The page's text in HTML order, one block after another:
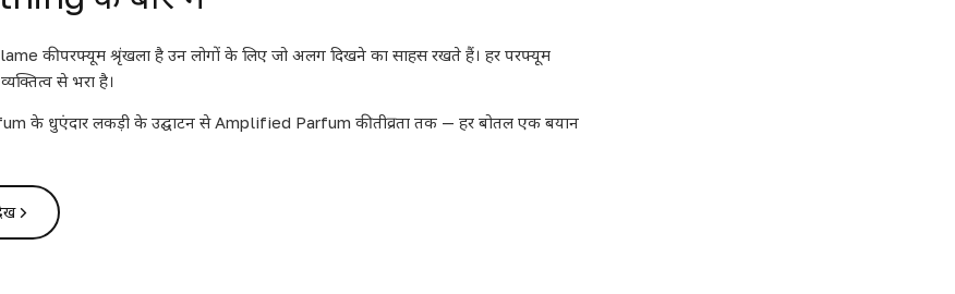
की परफ्यूम श्रृंखला है उन लोगों के लिए जो अलग दिखने का साहस रखते हैं। हर परफ्यूम
से भरा है।
के धुएंदार लकड़ी के उद्घाटन से Amplified Parfum की तीव्रता तक — हर बोतल एक बयान